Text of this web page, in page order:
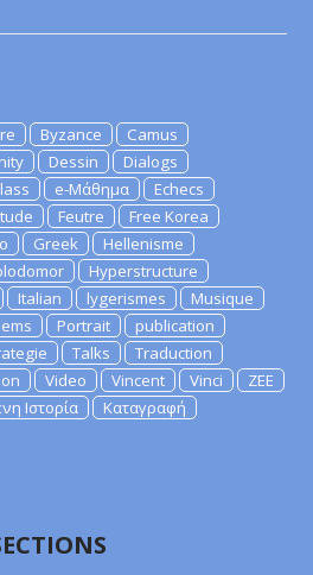
Byzance
Camus
Dessin
Dialogs
e-Μάθημα
Echecs
Feutre
Free Korea
Greek
Hellenisme
Hyperstructure
Italian lygerismes
Musique
Portrait
publication
Talks
Traduction
Video Vincent Vinci
ZEE
Ιστορία Καταγραφή